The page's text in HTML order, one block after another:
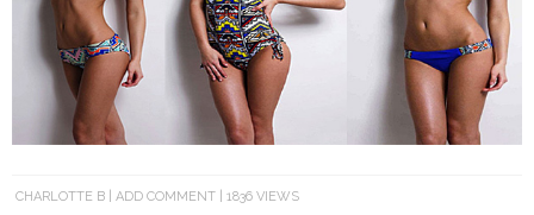
CHARLOTTE B ADD COMMENT 1836 VIEWS